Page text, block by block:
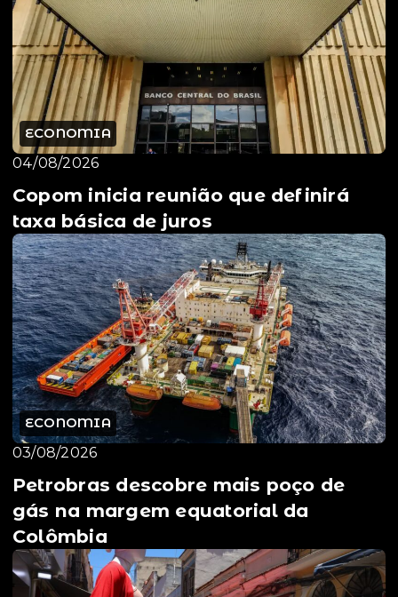
ECONOMIA
04/08/2026
Copom inicia reunião que definirá
taxa básica de juros
ECONOMIA
03/08/2026
Petrobras descobre mais poço de
gás na margem equatorial da
Colômbia